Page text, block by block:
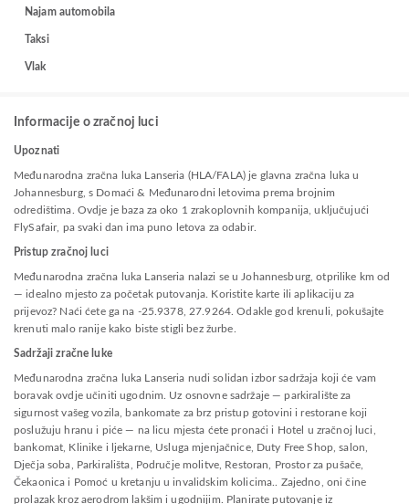
Najam automobila
Taksi
Vlak
Informacije o zračnoj luci
Upoznati
Međunarodna zračna luka Lanseria (HLA/FALA) je glavna zračna luka u
Johannesburg, s Domaći & Međunarodni letovima prema brojnim
odredištima. Ovdje je baza za oko 1 zrakoplovnih kompanija, uključujući
FlySafair, pa svaki dan ima puno letova za odabir.
Pristup zračnoj luci
Međunarodna zračna luka Lanseria nalazi se u Johannesburg, otprilike km od
— idealno mjesto za početak putovanja. Koristite karte ili aplikaciju za
prijevoz? Naći ćete ga na -25.9378, 27.9264. Odakle god krenuli, pokušajte
krenuti malo ranije kako biste stigli bez žurbe.
Sadržaji zračne luke
Međunarodna zračna luka Lanseria nudi solidan izbor sadržaja koji će vam
boravak ovdje učiniti ugodnim. Uz osnovne sadržaje — parkiralište za
sigurnost vašeg vozila, bankomate za brz pristup gotovini i restorane koji
poslužuju hranu i piće — na licu mjesta ćete pronaći i Hotel u zračnoj luci,
bankomat, Klinike i ljekarne, Usluga mjenjačnice, Duty Free Shop, salon,
Dječja soba, Parkirališta, Područje molitve, Restoran, Prostor za pušače,
Čekaonica i Pomoć u kretanju u invalidskim kolicima.. Zajedno, oni čine
prolazak kroz aerodrom lakšim i ugodnijim. Planirate putovanje iz